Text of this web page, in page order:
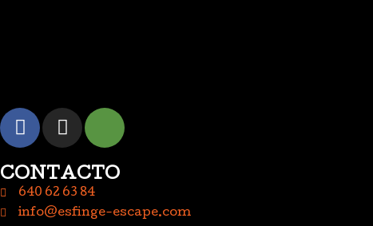
CONTACTO
640 62 63 84
info@esfinge-escape.com